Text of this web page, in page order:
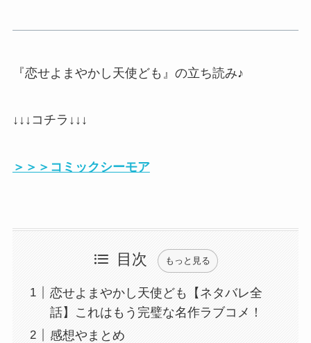
『恋せよまやかし天使ども』の立ち読み♪
↓↓↓コチラ↓↓↓
＞＞＞コミックシーモア
目次 もっと見る
恋せよまやかし天使ども【ネタバレ全
話】これはもう完璧な名作ラブコメ！
感想やまとめ